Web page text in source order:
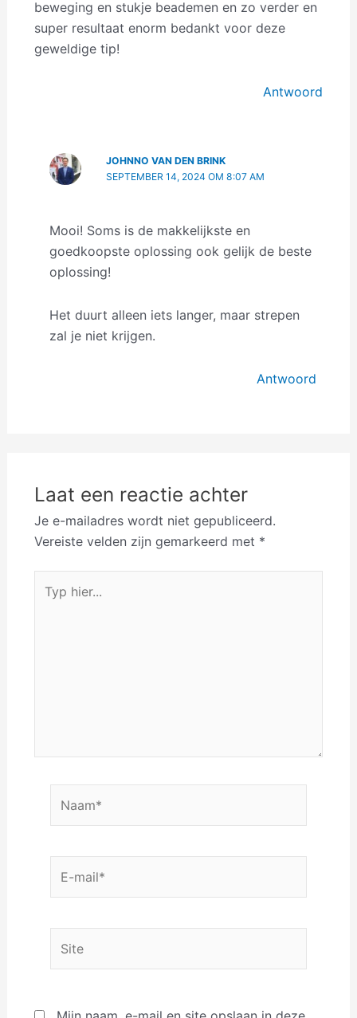
beweging en stukje beademen en zo verder en
super resultaat enorm bedankt voor deze
geweldige tip!
Antwoord
JOHNNO VAN DEN BRINK
SEPTEMBER 14, 2024 OM 8:07 AM
Mooi! Soms is de makkelijkste en
goedkoopste oplossing ook gelijk de beste
oplossing!
Het duurt alleen iets langer, maar strepen
zal je niet krijgen.
Antwoord
Laat een reactie achter
Je e-mailadres wordt niet gepubliceerd.
Vereiste velden zijn gemarkeerd met *
hier...
mail*